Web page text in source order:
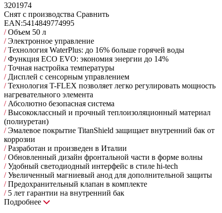
3201974
Снят с производства Сравнить
EAN:5414849774995
/Объем 50 л
/Электронное управление
/Технология WaterPlus: до 16% больше горячей воды
/Функция ECO EVO: экономия энергии до 14%
/Точная настройка температуры
/Дисплей с сенсорным управлением
/Технология T-FLEX позволяет легко регулировать мощность
нагревательного элемента
/Абсолютно безопасная система
/Высококлассный и прочный теплоизоляционный материал
(полиуретан)
/Эмалевое покрытие TitanShield защищает внутренний бак от
коррозии
/Разработан и произведен в Италии
/Обновленный дизайн фронтальной части в форме волны
/Удобный светодиодный интерфейс в стиле hi-tech
/Увеличенный магниевый анод для дополнительной защиты
/Предохранительный клапан в комплекте
/5 лет гарантии на внутренний бак
Подробнее